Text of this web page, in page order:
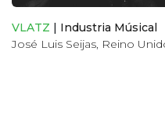
VLATZ | Industria Músical
José Luis Seijas, Reino